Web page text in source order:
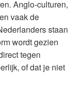
Anglo-culturen,
vaak de
staan
wordt gezien
tegen
of dat je niet